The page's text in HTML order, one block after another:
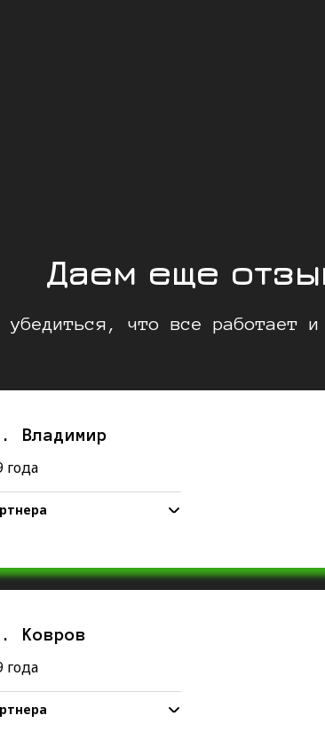
Даем еще
убедиться, что все работает и
Владимир
года
с крупными заказчиками
Ковров
года